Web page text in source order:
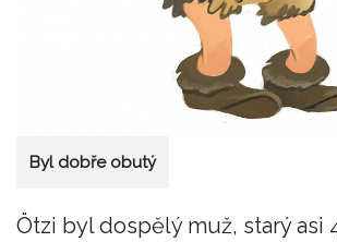
Byl dobře obutý
Ötzi byl dospělý muž, starý asi